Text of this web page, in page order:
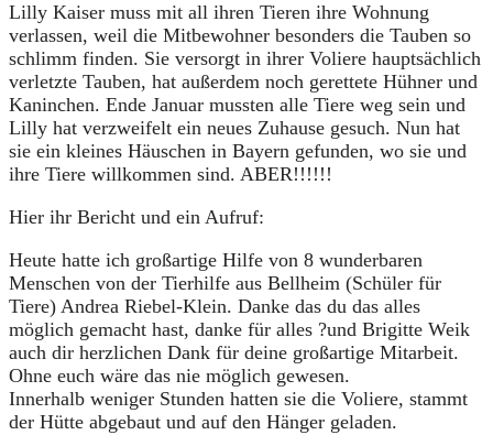
Lilly Kaiser muss mit all ihren Tieren ihre Wohnung
verlassen, weil die Mitbewohner besonders die Tauben so
schlimm finden. Sie versorgt in ihrer Voliere hauptsächlich
verletzte Tauben, hat außerdem noch gerettete Hühner und
Kaninchen. Ende Januar mussten alle Tiere weg sein und
Lilly hat verzweifelt ein neues Zuhause gesuch. Nun hat
sie ein kleines Häuschen in Bayern gefunden, wo sie und
ihre Tiere willkommen sind. ABER!!!!!!
Hier ihr Bericht und ein Aufruf:
Heute hatte ich großartige Hilfe von 8 wunderbaren
Menschen von der Tierhilfe aus Bellheim (Schüler für
Tiere) Andrea Riebel-Klein. Danke das du das alles
möglich gemacht hast, danke für alles ?und Brigitte Weik
auch dir herzlichen Dank für deine großartige Mitarbeit.
Ohne euch wäre das nie möglich gewesen.
Innerhalb weniger Stunden hatten sie die Voliere, stammt
der Hütte abgebaut und auf den Hänger geladen.